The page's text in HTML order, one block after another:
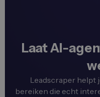
Laat AI-
Leadscraper helpt
bereiken die echt